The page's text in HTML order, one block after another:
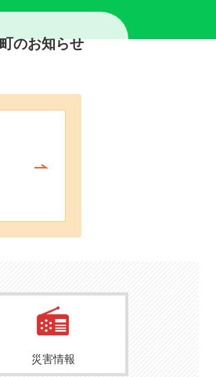
のお知らせ
災害情報